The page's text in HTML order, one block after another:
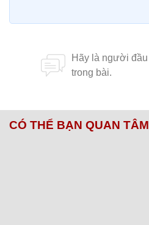
CÓ THỂ BẠN QUAN TÂM